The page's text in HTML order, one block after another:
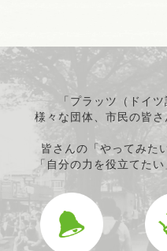
「プラッツ（ドイ
様々な団体、市民の皆さ
皆さんの「やってみた
「自分の力を役立てた